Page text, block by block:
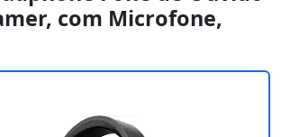
com Microfone,